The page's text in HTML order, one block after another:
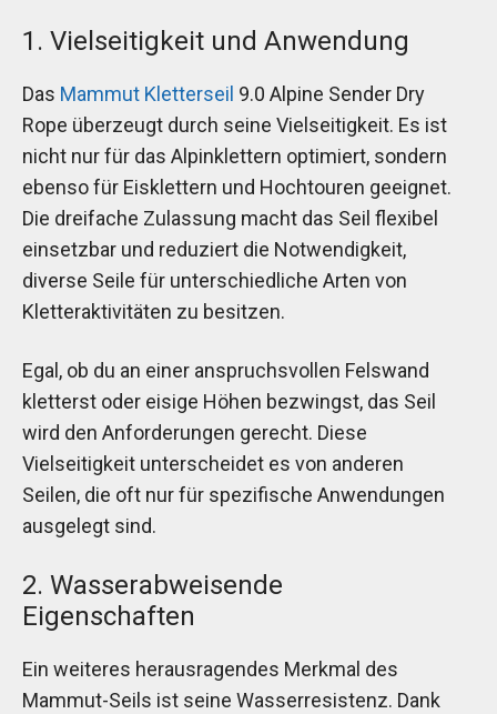
1. Vielseitigkeit und Anwendung
Das Mammut Kletterseil 9.0 Alpine Sender Dry
Rope überzeugt durch seine Vielseitigkeit. Es ist
nicht nur für das Alpinklettern optimiert, sondern
ebenso für Eisklettern und Hochtouren geeignet.
Die dreifache Zulassung macht das Seil flexibel
einsetzbar und reduziert die Notwendigkeit,
diverse Seile für unterschiedliche Arten von
Kletteraktivitäten zu besitzen.
Egal, ob du an einer anspruchsvollen Felswand
kletterst oder eisige Höhen bezwingst, das Seil
wird den Anforderungen gerecht. Diese
Vielseitigkeit unterscheidet es von anderen
Seilen, die oft nur für spezifische Anwendungen
ausgelegt sind.
2. Wasserabweisende
Eigenschaften
Ein weiteres herausragendes Merkmal des
Mammut-Seils ist seine Wasserresistenz. Dank